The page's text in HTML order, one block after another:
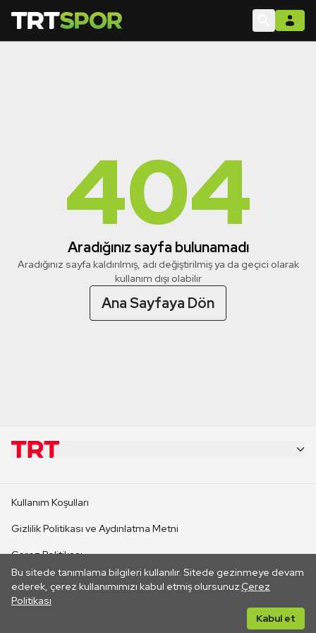
404
Aradığınız sayfa bulunamadı
Aradığınız sayfa kaldırılmış, adı değiştirilmiş ya da geçici olarak
kullanım dışı olabilir
Ana Sayfaya Dön
Bu sitede tanımlama bilgileri kullanılır. Sitede gezinmeye devam
ederek, çerez kullanımımızı kabul etmiş olursunuz.Çerez
Politikası
Kabul et
CANLI YAYINLAR
Kullanım Koşulları
Gizlilik Politikası ve Aydınlatma Metni
Çerez Politikası
İletişim
Her hakkı saklıdır. ©2026 TRT. Bağlantı yoluyla gidilen dış